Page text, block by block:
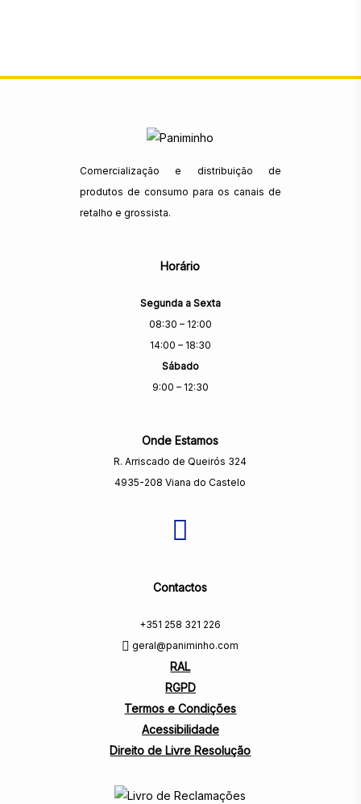
Comercialização e distribuição de
produtos de consumo para os canais de
retalho e grossista.
Horário
Segunda a Sexta
08:30 – 12:00
14:00 – 18:30
Sábado
9:00 – 12:30
Onde Estamos
R. Arriscado de Queirós 324
4935-208 Viana do Castelo
Contactos
+351 258 321 226
geral@paniminho.com
RAL
RGPD
Termos e Condições
Acessibilidade
Direito de Livre Resolução